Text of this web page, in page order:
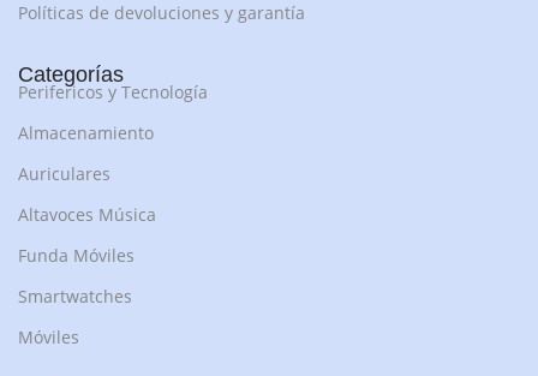
Políticas de devoluciones y garantía
Categorías
Perifericos y Tecnología
Almacenamiento
Auriculares
Altavoces Música
Funda Móviles
Smartwatches
Móviles